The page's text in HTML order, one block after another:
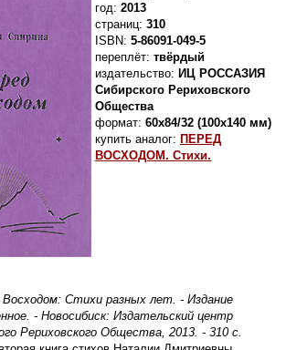
год: 2013
страниц: 310
ISBN: 5-86091-049-5
переплёт: твёрдый
издательство: ИЦ РОССАЗИЯ
Сибирского Рериховского
Общества
формат: 60х84/32 (100х140 мм)
купить аналог: ПЕРЕД
ВОСХОДОМ. Стихи.
Стихи разных лет. - Издание
- Новосибиск: Издательский центр
Рериховского Общества, 2013. - 310 с.